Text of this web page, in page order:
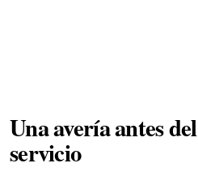
Una avería antes
servicio